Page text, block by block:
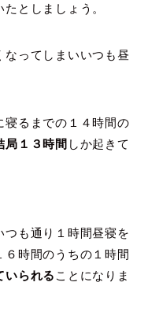
としましょう。
なってしまいいつも昼
寝るまでの１４時間の
局１３時間 しか起きて
つも通り１時間昼寝を
６時間のうちの１時間
いられる ことになりま